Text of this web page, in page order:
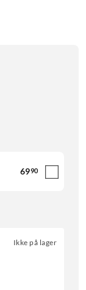
6990
Ikke på lager